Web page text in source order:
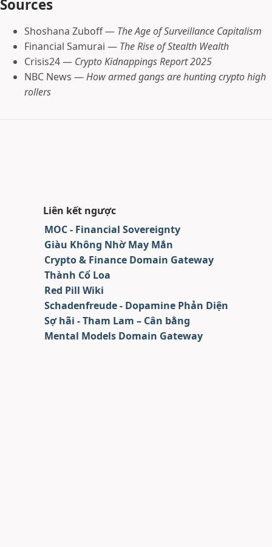
Sources
Shoshana Zuboff — The Age of Surveillance Capitalism
Financial Samurai — The Rise of Stealth Wealth
Crisis24 — Crypto Kidnappings Report 2025
NBC News —How armed gangs are hunting crypto high
rollers
Liên kết ngược
MOC - Financial Sovereignty
Giàu Không Nhờ May Mắn
Crypto & Finance Domain Gateway
Thành Cổ Loa
Red Pill Wiki
Schadenfreude - Dopamine Phản Diện
Sợ hãi - Tham Lam – Cân bằng
Mental Models Domain Gateway